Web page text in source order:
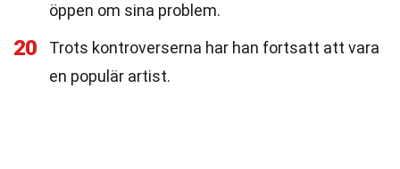
öppen om sina problem.
20
Trots kontroverserna har han fortsatt att vara
en populär artist.